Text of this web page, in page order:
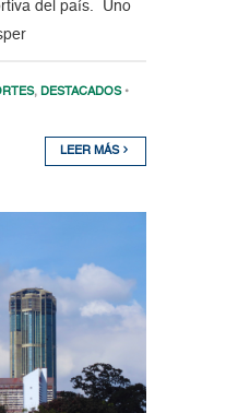
del país. Uno
, DESTACADOS •
LEER MÁS